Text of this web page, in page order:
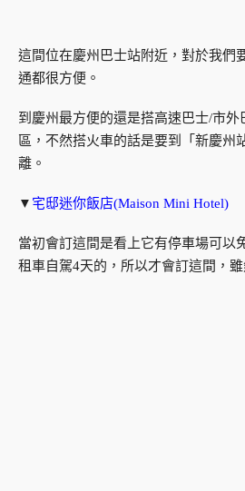
這間位在慶州巴士站附近，對於我們
通都很方便。
到慶州最方便的還是搭高速巴士/市
區，不然搭火車的話是要到「新慶州
離。
▼ 宅邸迷你飯店(Maison Mini Hotel)
當初會訂這間是看上它有停車場可以
租車自駕4天的，所以才會訂這間，雖